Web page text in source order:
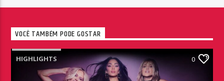
VOCÊ TAMBÉM PODE GOSTAR
HIGHLIGHTS 0